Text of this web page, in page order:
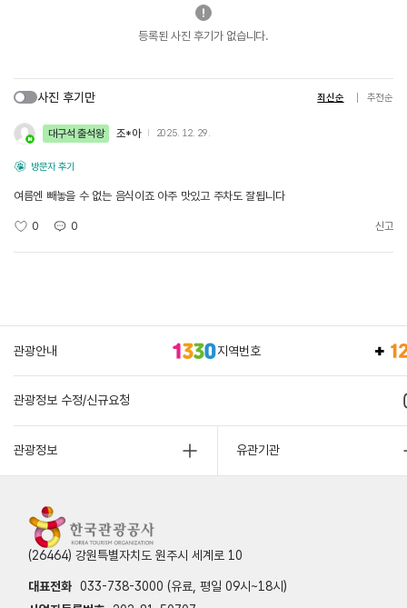
등록된 사진 후기가 없습니다.
사진 후기만 최신순 추천순
대구석 출석왕 조*아 2025. 12. 29.
방문자 후기
여름엔 빼놓을 수 없는 음식이죠 아주 맛있고 주차도 잘됩니다
0 0 신고
관광안내 지역번호
관광정보 수정/신규요청
관광정보 유관기관
(26464) 강원특별자치도 원주시 세계로 10
대표전화 033-738-3000 (유료, 평일 09시~18시)